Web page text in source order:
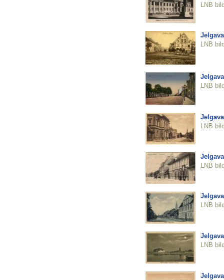
LNB
Jelgava
LNB
Jelgava
LNB
Jelgava
LNB
Jelgava
LNB
Jelgava
LNB
Jelgava
LNB
Jelgava